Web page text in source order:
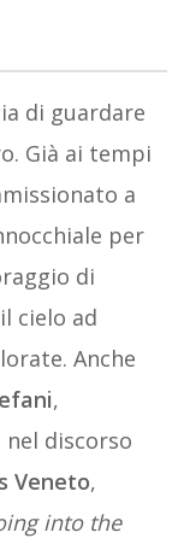
di guardare
Già ai tempi
a
per
di
cielo ad
Anche
,
nel discorso
Veneto,
into the